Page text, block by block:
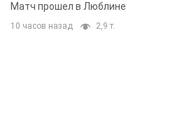
Матч прошел в Люблине
10 часов назад 2,9 т.